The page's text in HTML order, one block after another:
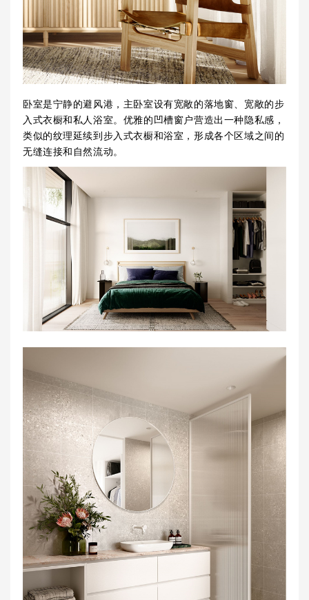
卧室是宁静的避风港，主卧室设有宽敞的落地窗、宽敞的步
入式衣橱和私人浴室。优雅的凹槽窗户营造出一种隐私感，
类似的纹理延续到步入式衣橱和浴室，形成各个区域之间的
无缝连接和自然流动。